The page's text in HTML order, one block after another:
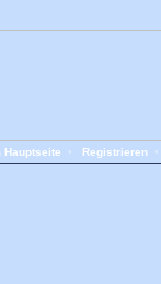
Hauptseite Registrieren•